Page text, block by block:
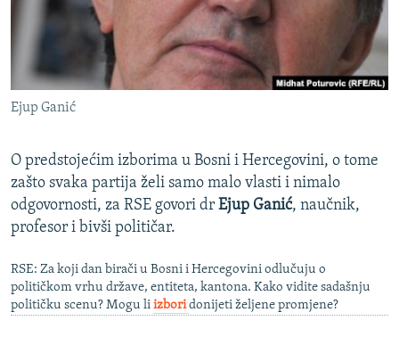
SPECIJALI RSE
VIŠE OD NASLOVA
GENOCID U SREBRENICI
POPLAVE I KLIZIŠTA U BIH 2024.
POST SCRIPTUM
MOJA EVROPA
SVE KARTE DEJTONA
NASTANAK I RASPAD JUGOSLAVIJE
Sve RFE/RL stranice
Ejup Ganić
O predstojećim izborima u Bosni i Hercegovini, o tome
zašto svaka partija želi samo malo vlasti i nimalo
odgovornosti, za RSE govori dr Ejup Ganić, naučnik,
profesor i bivši političar.
RSE: Za koji dan birači u Bosni i Hercegovini odlučuju o
političkom vrhu države, entiteta, kantona. Kako vidite sadašnju
političku scenu? Mogu li izboridonijeti željene promjene?